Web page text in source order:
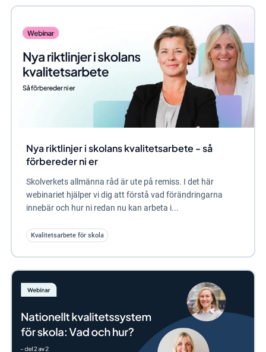
Nya riktlinjer i skolans kvalitetsarbete - så
förbereder ni er
Skolverkets allmänna råd är ute på remiss. I det här
webinariet hjälper vi dig att förstå vad förändringarna
innebär och hur ni redan nu kan arbeta i...
Kvalitetsarbete för skola